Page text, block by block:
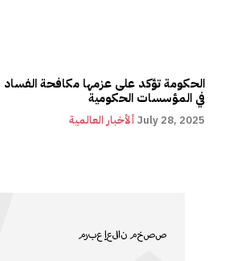
الحكومة تؤكد على عزمها مكافحة الفساد
في المؤسسات الحكومية
ألأخبار العالمية July 28, 2025